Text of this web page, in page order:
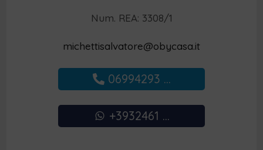
Num. REA: 3308/1
michettisalvatore@obycasa.it
06994293 ...
+3932461 ...